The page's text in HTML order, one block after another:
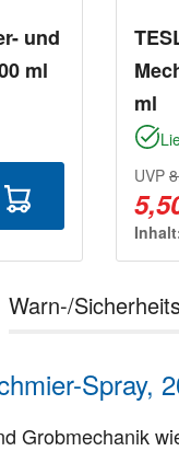
und
ml
ml
UVP
Warn-/
Spray,
Grobmechanik